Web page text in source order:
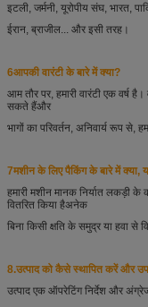
इटली, जर्मनी, यूरोपीय संघ, भारत,
ईरान, ब्राजील... और इसी तरह।
6आपकी वारंटी के बारे में क्या?
आम तौर पर, हमारी वारंटी एक वर्ष
सकते हैंऔर
भागों का परिवर्तन, अनिवार्य रूप
7मशीन के लिए पैकिंग के बारे में क्या,
हमारी मशीन मानक निर्यात लकड़ी के
वितरित किया हैअनेक
बिना किसी क्षति के समुद्र या हवा से
8.उत्पाद को कैसे स्थापित करें और
उत्पाद एक ऑपरेटिंग निर्देश और